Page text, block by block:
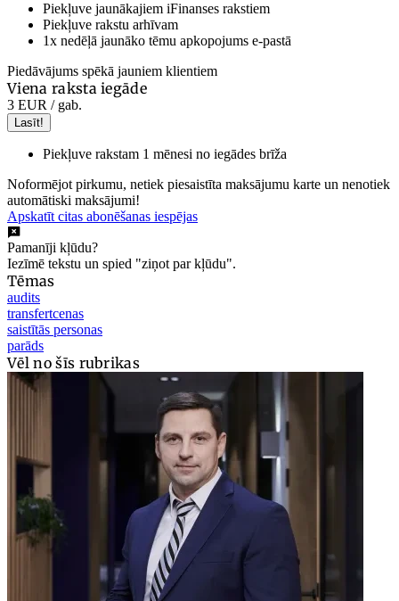
Piekļuve jaunākajiem iFinanses rakstiem
Piekļuve rakstu arhīvam
1x nedēļā jaunāko tēmu apkopojums e-pastā
Piedāvājums spēkā jauniem klientiem
Viena raksta iegāde
3 EUR / gab.
Lasīt!
Piekļuve rakstam 1 mēnesi no iegādes brīža
Noformējot pirkumu, netiek piesaistīta maksājumu karte un nenotiek
automātiski maksājumi!
Apskatīt citas abonēšanas iespējas
Pamanīji kļūdu?
Iezīmē tekstu un spied "ziņot par kļūdu".
Tēmas
audits
transfertcenas
saistītās personas
parāds
Vēl no šīs rubrikas